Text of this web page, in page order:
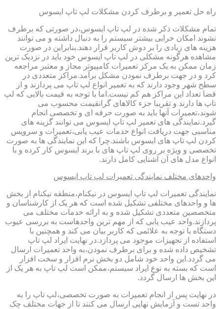
راه حل تعمیر و برطرف کردن مشکلات لپ تاپ ایسوس
تمام مشکلات ذکر شده در لپ تاپ ایسوس،در صورتی که برطرف
نشوند امکان خرابی بیشتر سیستم را به دنبال داشته و می توانند
هزینه های زیادی را بر دوش کاربر قرار دهند.بنابراین در صورت
مشاهده هرگونه مشکلی در لپ تاپ ایسوس خود باید در نزدیک ترین
زمان ممکن به یک مرکز تعمیرات کامپیوتر مجاز و معتبر مراجعه
کرد و در جهت برطرف نمودن مشکل برآمد.مراکز متعددی در
سطح شهر وجود دارند که به تعمیر انواع لپ تاپ می پردازند و از
قضا تعداد این مراکز هم کم نیست.اما با توجه به قیمت بالایی که لپ
تاپ ها دارند و تقریبا جزء کالاهای گرانقیمت محسوب می
شوند،تعمیرات آنها باید به صورت حرفه ای و تخصصی انجام
گیرد.نمایندگی های تعمیر لپ تاپ ایسوس می توانند گزینه های
مناسبی جهت دریافت انواع خدمات عیب یابی،تعمیرات و سرویس
کردن لپ تاپ های ایسوس باشند.چرا که این نمایندگی ها به صورت
تخصصی و ویژه بر روی لپ تاپ های با برند ایسوس کار کرده و با
انواع مدل های آن آشنایی کامل دارند.
واحدهای مختلف نمایندگی تعمیرات لپ تاپ ایسوس
نمایندگی تعمیرات لپ تاپ ایسوس در نیکنام،منطقه نیکنام از بخش
ها و واحدهای مختلفی تشکیل شده است که هر یک از کارشناسان و
متخصصین متعددی تشکیل شده و به ارائه خدمات مختلف می
پردازند.واحد عیب یابی که از مهم ترین واحدهاست به بررسی عیوب
دستگاه با توجه به علائمی که کاربر بیان می کند و همچنین با
استفاده از تجهیزات موجود می پردازد.در نهایت ایراد لپ تاپ
تشخیص داده شده و برای برطرف نمودن،به واحد تعمیرات ارسال
می گردد.این واحد خود شامل دو بخش نرم افزار و سخت افزار
است که بسته به نوع ایراد سیستم،ممکن است لپ تاپ به هر یک از
این بخش ها ارسال گردد.
در نهایت پس از انجام تعمیرات به صورت تخصصی،لپ تاپ را به
واحد تست و آزمایش نهایی ارسال می کنند تا از جهات مختلف چک